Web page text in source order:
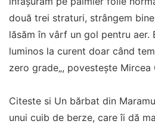
două trei straturi, strângem
lăsăm în vârf un gol pentru aer.
luminos la curent doar când
zero grade„, povestește Mircea
Citeste si Un bărbat din
unui cuib de berze, care îi dă